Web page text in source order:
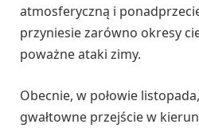
atmosferyczną i
przyniesie zarówno okresy
poważne ataki zimy.
Obecnie, w połowie
gwałtowne przejście w